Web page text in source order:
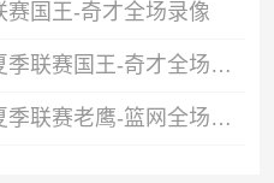
国王-奇才全场录像
07月13日NBA赌城夏季联赛国王-奇才全场录像
07月12日NBA赌城夏季联赛老鹰-篮网全场录像